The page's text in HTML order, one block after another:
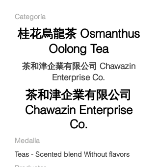
Categoría
桂花烏龍茶 Osmanthus
Oolong Tea
茶和津企業有限公司 Chawazin
Enterprise Co.
茶和津企業有限公司
Chawazin Enterprise
Co.
Medalla
Teas - Scented blend Without flavors